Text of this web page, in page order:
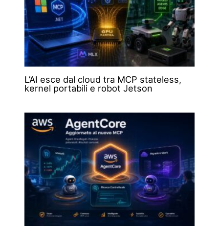
L’AI esce dal cloud tra MCP stateless,
kernel portabili e robot Jetson